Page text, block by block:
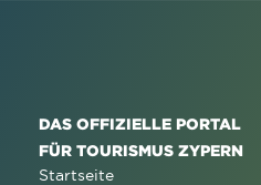
DAS OFFIZIELLE PORTAL
FÜR TOURISMUS ZYPERN
Startseite